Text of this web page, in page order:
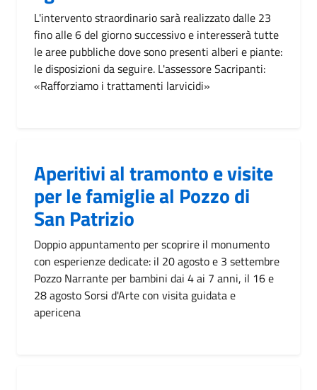
L'intervento straordinario sarà realizzato dalle 23
fino alle 6 del giorno successivo e interesserà tutte
le aree pubbliche dove sono presenti alberi e piante:
le disposizioni da seguire. L'assessore Sacripanti:
«Rafforziamo i trattamenti larvicidi»
Aperitivi al tramonto e visite
per le famiglie al Pozzo di
San Patrizio
Doppio appuntamento per scoprire il monumento
con esperienze dedicate: il 20 agosto e 3 settembre
Pozzo Narrante per bambini dai 4 ai 7 anni, il 16 e
28 agosto Sorsi d'Arte con visita guidata e
apericena